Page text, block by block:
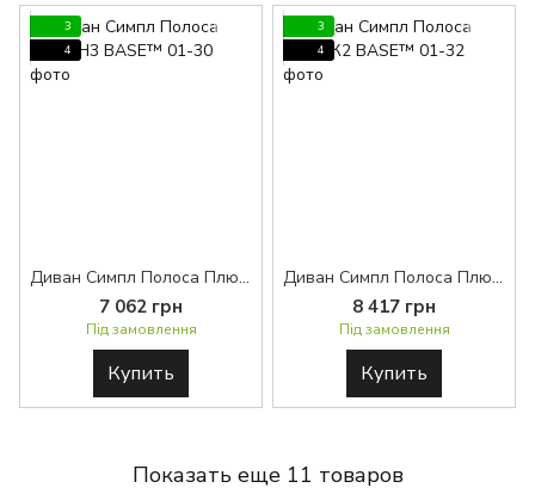
3
4
Диван Симпл Полоса Плюс H3 BASE™
7 062 грн
Під замовлення
Купить
3
4
Диван Симпл Полоса Плюс К2 BASE™
8 417 грн
Під замовлення
Купить
Показать еще 11 товаров